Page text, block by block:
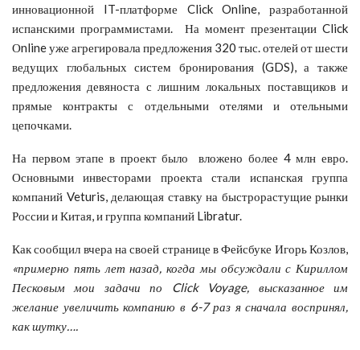
инновационной IT-платформе Click Online, разработанной
испанскими программистами. На момент презентации Click
Оnline уже агрегировала предложения 320 тыс. отелей от шести
ведущих глобальных систем бронирования (GDS), а также
предложения девяноста с лишним локальных поставщиков и
прямые контракты с отдельными отелями и отельными
цепочками.
На первом этапе в проект было вложено более 4 млн евро.
Основными инвесторами проекта стали испанская группа
компаний Veturis, делающая ставку на быстрорастущие рынки
России и Китая, и группа компаний Libratur.
Как сообщил вчера на своей странице в Фейсбуке Игорь Козлов,
«примерно пять лет назад, когда мы обсуждали с Кириллом
Песковым мои задачи по Click Voyage, высказанное им
желание увеличить компанию в 6-7 раз я сначала воспринял,
как шутку….